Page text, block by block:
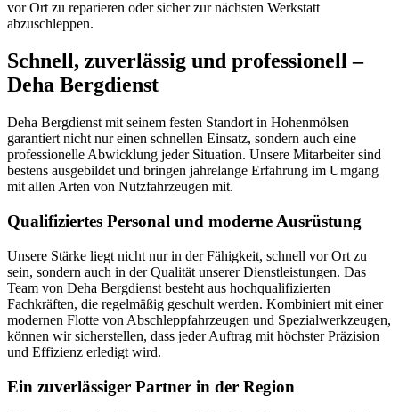
vor Ort zu reparieren oder sicher zur nächsten Werkstatt
abzuschleppen.
Schnell, zuverlässig und professionell –
Deha Bergdienst
Deha Bergdienst mit seinem festen Standort in Hohenmölsen
garantiert nicht nur einen schnellen Einsatz, sondern auch eine
professionelle Abwicklung jeder Situation. Unsere Mitarbeiter sind
bestens ausgebildet und bringen jahrelange Erfahrung im Umgang
mit allen Arten von Nutzfahrzeugen mit.
Qualifiziertes Personal und moderne Ausrüstung
Unsere Stärke liegt nicht nur in der Fähigkeit, schnell vor Ort zu
sein, sondern auch in der Qualität unserer Dienstleistungen. Das
Team von Deha Bergdienst besteht aus hochqualifizierten
Fachkräften, die regelmäßig geschult werden. Kombiniert mit einer
modernen Flotte von Abschleppfahrzeugen und Spezialwerkzeugen,
können wir sicherstellen, dass jeder Auftrag mit höchster Präzision
und Effizienz erledigt wird.
Ein zuverlässiger Partner in der Region